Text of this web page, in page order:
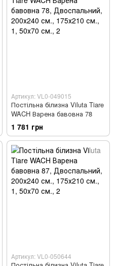
Артикул: VL0-049015
Постільна білизна Viluta Tiare
WACH Варена бавовна 78
1 781 грн
Артикул: VL0-050644